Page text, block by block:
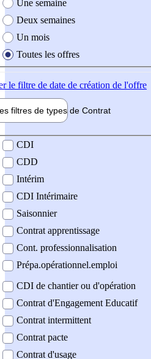
Une semaine
Deux semaines
Un mois
Toutes les offres
le filtre de date de création de l'offre
filtres de types de Contrat
contrat
CDI
CDD
Intérim
CDI Intérimaire
Saisonnier
Contrat apprentissage
Cont. professionnalisation
Prépa.opérationnel.emploi
CDI de chantier ou d'opération
Contrat d'Engagement Educatif
Contrat intermittent
Contrat pacte
Contrat d'usage